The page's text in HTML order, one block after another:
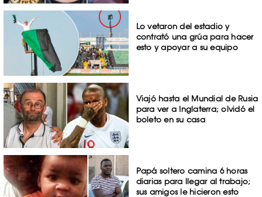
Lo vetaron del estadio y
contrató una grúa para hacer
esto y apoyar a su equipo
Viajó hasta el Mundial de Rusia
para ver a Inglaterra; olvidó el
boleto en su casa
Papá soltero camina 6 horas
diarias para llegar al trabajo;
sus amigos le hicieron esto